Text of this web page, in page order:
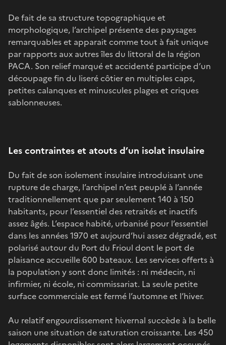
De fait de sa structure topographique et
morphologique, l’archipel présente des paysages
remarquables et apparait comme tout à fait unique
par rapports aux autres îles du littoral de la région
PACA. Son relief marqué et accidenté participe d’un
découpage fin du liseré côtier en multiples caps,
petites calanques et minuscules plages et criques
sablonneuses.
Les contraintes et atouts d’un isolat insulaire
Du fait de son isolement insulaire introduisant une
rupture de charge, l’archipel n’est peuplé à l’année
traditionnellement que par seulement 140 à 150
habitants, pour l’essentiel des retraités et inactifs
assez âgés. L’espace habité, urbanisé pour l’essentiel
dans les années 1970 et aujourd’hui assez dégradé, est
polarisé autour du Port du Frioul dont le port de
plaisance accueille 600 bateaux. Les services offerts à
la population y sont donc limités : ni médecin, ni
infirmier, ni école, ni commissariat. La seule petite
surface commerciale est fermé l’automne et l’hiver.
Au relatif engourdissement hivernal succède à la belle
saison une situation de saturation croissante. Les 450